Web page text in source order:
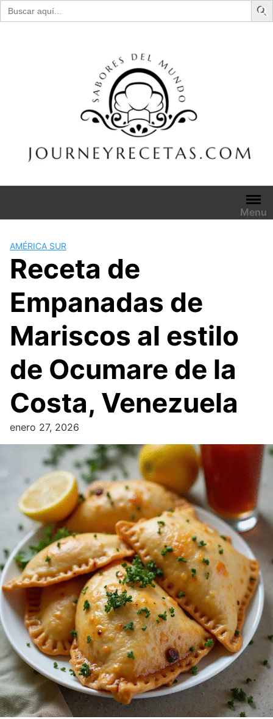
Buscar:
Menu
AMÉRICA SUR
Receta de
Empanadas de
Mariscos al estilo
de Ocumare de la
Costa, Venezuela
enero 27, 2026